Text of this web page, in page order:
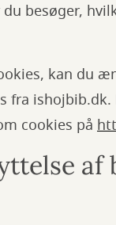
besøger,
kan du
fra
cookies på